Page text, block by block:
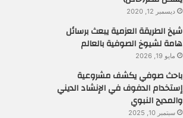
ديسمبر 12, 2020
شيخ الطريقة العزمية يبعث برسائل
هامة لشيوخ الصوفية بالعالم
مايو 19, 2026
باحث صوفي يكشف مشروعية
إستخدام الدفوف في الإنشاد الديني
والمديح النبوي
سبتمبر 10, 2025